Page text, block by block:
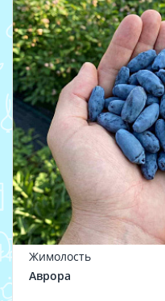
Жимолость
Аврора